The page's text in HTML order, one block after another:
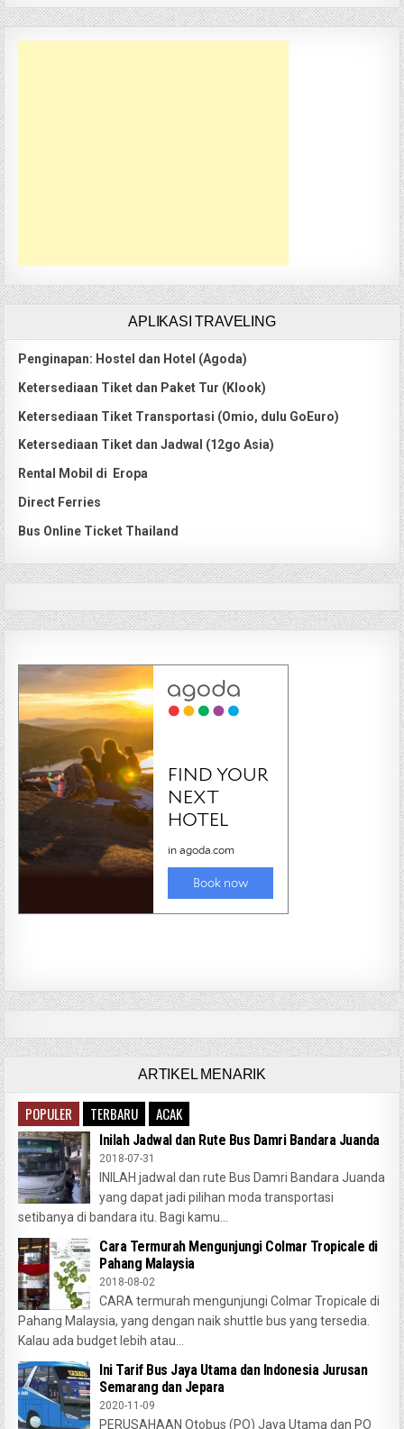
APLIKASI TRAVELING
Penginapan: Hostel dan Hotel (Agoda)
Ketersediaan Tiket dan Paket Tur (Klook)
Ketersediaan Tiket Transportasi (Omio, dulu GoEuro)
Ketersediaan Tiket dan Jadwal (12go Asia)
Rental Mobil di Eropa
Direct Ferries
Bus Online Ticket Thailand
ARTIKEL MENARIK
POPULER TERBARU ACAK
Inilah Jadwal dan Rute Bus Damri Bandara Juanda
2018-07-31
INILAH jadwal dan rute Bus Damri Bandara Juanda
yang dapat jadi pilihan moda transportasi
setibanya di bandara itu. Bagi kamu...
Cara Termurah Mengunjungi Colmar Tropicale di
Pahang Malaysia
2018-08-02
CARA termurah mengunjungi Colmar Tropicale di
Pahang Malaysia, yang dengan naik shuttle bus yang tersedia.
Kalau ada budget lebih atau...
Ini Tarif Bus Jaya Utama dan Indonesia Jurusan
Semarang dan Jepara
2020-11-09
PERUSAHAAN Otobus (PO) Jaya Utama dan PO